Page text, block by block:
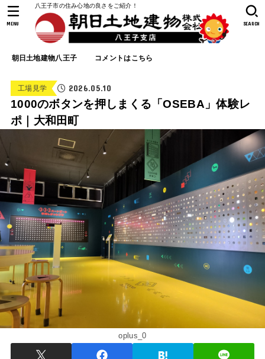
八王子市の住み心地の良さをご紹介！
朝日土地建物八王子 コメントはこちら
SEARCH
MENU
工場見学 2026.05.10
1000のボタンを押しまくる「OSEBA」体験レ
ポ｜大和田町
oplus_0